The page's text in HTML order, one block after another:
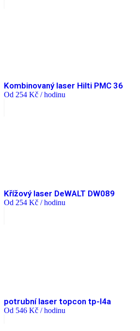
Kombinovaný laser Hilti PMC 36
Od 254 Kč / hodinu
Křížový laser DeWALT DW089
Od 254 Kč / hodinu
potrubní laser topcon tp-l4a
Od 546 Kč / hodinu